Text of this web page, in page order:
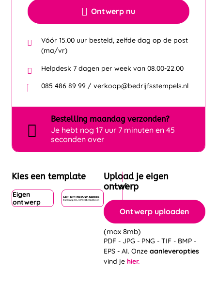
Ontwerp nu
Vóór 15.00 uur besteld, zelfde dag op de post
(ma/vr)
Helpdesk 7 dagen per week van 08.00-22.00
085 486 89 99 / verkoop@bedrijfsstempels.nl
Bestelling maandag verzonden?
Je hebt nog 17 uur 7 minuten en 45
seconden over
Kies een template
Eigen
ontwerp
Upload je eigen
ontwerp
Ontwerp uploaden
(max 8mb)
PDF - JPG - PNG - TIF - BMP -
EPS - AI. Onze aanleveropties
vind je hier.